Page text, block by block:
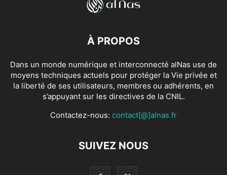
À PROPOS
Dans un monde numérique et interconnecté alNas use de
moyens techniques actuels pour protéger la Vie privée et
la liberté de ses utilisateurs, membres ou adhérents, en
s’appuyant sur les directives de la CNIL.
Contactez-nous: contact[@]alnas.fr
SUIVEZ NOUS